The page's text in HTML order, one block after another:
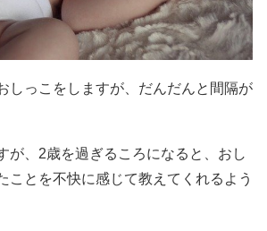
しっこをしますが、だんだんと間隔が
が、2歳を過ぎるころになると、おし
ことを不快に感じて教えてくれるよう